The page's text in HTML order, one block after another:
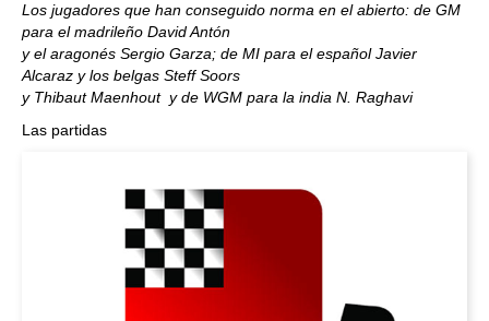
Los jugadores que han conseguido norma en el abierto: de GM
para el madrileño David Antón
y el aragonés Sergio Garza; de MI para el español Javier
Alcaraz y los belgas Steff Soors
y Thibaut Maenhout y de WGM para la india N. Raghavi
Las partidas